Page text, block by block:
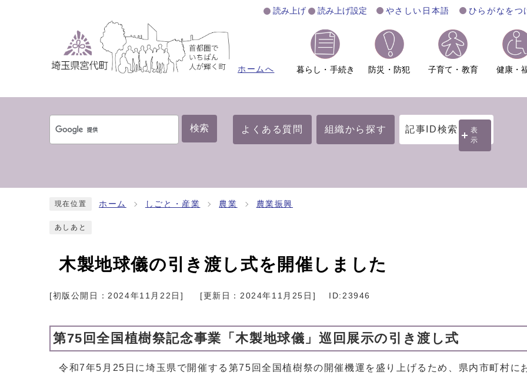
読み上げ 読み上げ設定 やさしい日本語 ひらがなをつ
ホームへ 暮らし・手続き 防災・防犯 子育て・教育 健康・
検索 よくある質問 組織から探す 記事ID検索
表
示
現在位置 ホーム しごと・産業 農業 農業振興
あしあと
木製地球儀の引き渡し式​を開催しました
[初版公開日：2024年11月22日 ] [更新日：2024年11月25日 ] ID:23946
第75回全国植樹祭記念事業「木製地球儀」巡回展示の引き渡し式​
令和7年5月25日に埼玉県で開催する第75回全国植樹祭の開催機運を盛り上げるため、県内市町村に